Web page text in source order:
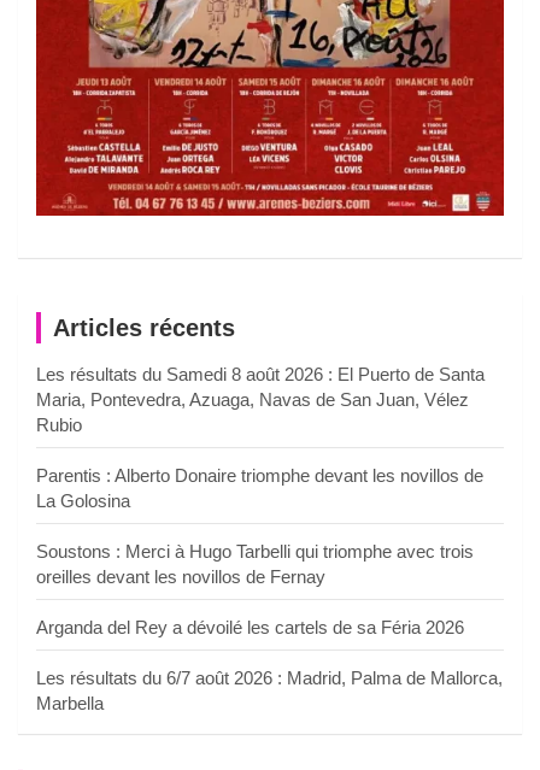
Articles récents
Les résultats du Samedi 8 août 2026 : El Puerto de Santa
Maria, Pontevedra, Azuaga, Navas de San Juan, Vélez
Rubio
Parentis : Alberto Donaire triomphe devant les novillos de
La Golosina
Soustons : Merci à Hugo Tarbelli qui triomphe avec trois
oreilles devant les novillos de Fernay
Arganda del Rey a dévoilé les cartels de sa Féria 2026
Les résultats du 6/7 août 2026 : Madrid, Palma de Mallorca,
Marbella